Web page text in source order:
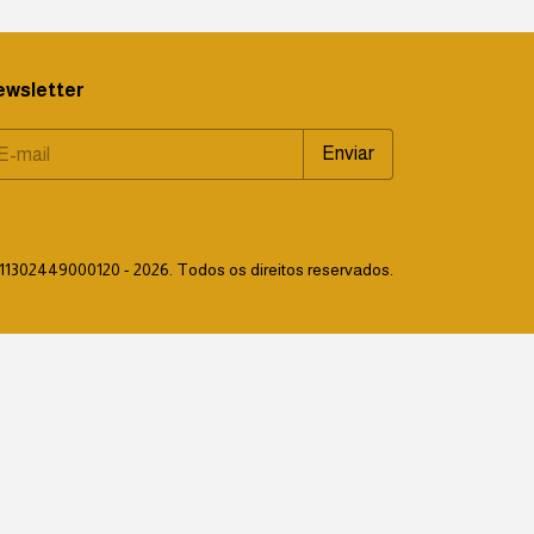
- 2026. Todos os direitos reservados.